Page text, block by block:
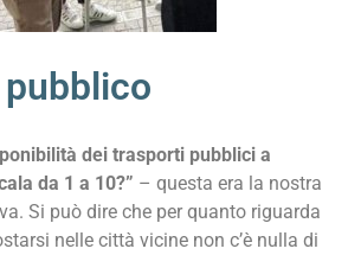
dei trasporti pubblici a
da 1 a 10?” – questa era la nostra
Si può dire che per quanto riguarda
nelle città vicine non c’è nulla di